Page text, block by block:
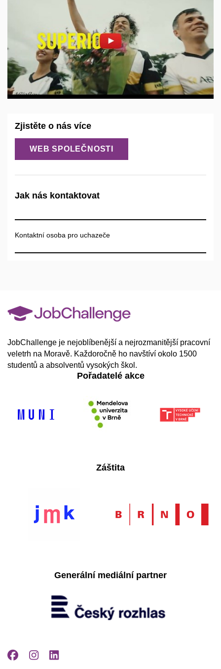
ZAMĚSTNÁNÍ
ZKRÁCENÝ
ÚVAZEK
STÁŽ
POMĚR
Povolit cookies a přehrát
Otevřít na youtube.com
Zjistěte o nás více
WEB SPOLEČNOSTI
Jak nás kontaktovat
Kontaktní osoba pro uchazeče
JobChallenge je nejoblíbenější a nejrozmanitější pracovní
veletrh na Moravě. Každoročně ho navštíví okolo 1500
studentů a absolventů vysokých škol.
Pořadatelé akce
Záštita
Generální mediální partner
Facebook
Instagram